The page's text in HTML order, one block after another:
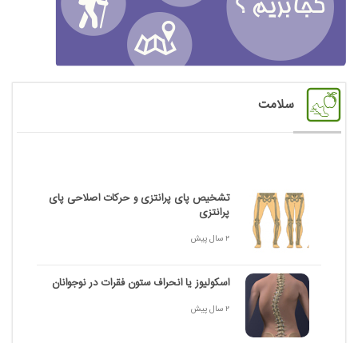
سلامت
تشخیص پای پرانتزی و حرکات اصلاحی پای
پرانتزی
2 سال پیش
اسکولیوز یا انحراف ستون فقرات در نوجوانان
2 سال پیش